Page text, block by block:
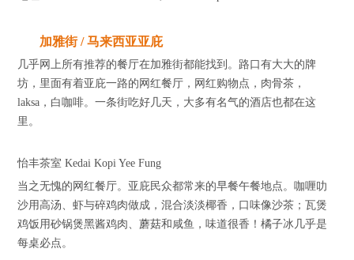
加雅街 / 马来西亚亚庇
几乎网上所有推荐的餐厅在加雅街都能找到。路口有大大的牌
坊，里面有着亚庇一路的网红餐厅，网红购物点，肉骨茶，
laksa，白咖啡。一条街吃好几天，大多有名气的酒店也都在这
里。
怡丰茶室 Kedai Kopi Yee Fung
当之无愧的网红餐厅。亚庇民众都常来的早餐午餐地点。咖喱叻
沙用高汤、虾与碎鸡肉做成，混合淡淡椰香，口味像沙茶；瓦煲
鸡饭用砂锅煲黑酱鸡肉、蘑菇和咸鱼，味道很香！橘子冰几乎是
每桌必点。